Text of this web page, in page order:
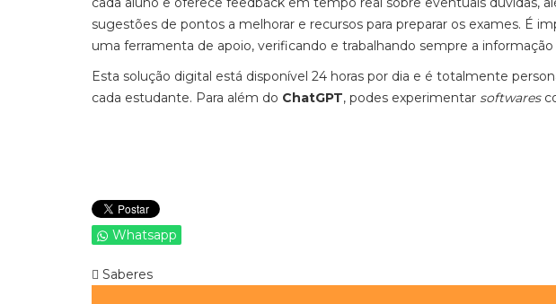
sugestões de pontos a melhorar e recursos para preparar os exames. É
uma ferramenta de apoio, verificando e trabalhando sempre a
Esta solução digital está disponível 24 horas por dia e é totalmente
cada estudante. Para além do ChatGPT, podes experimentar softwares
Whatsapp
Saberes